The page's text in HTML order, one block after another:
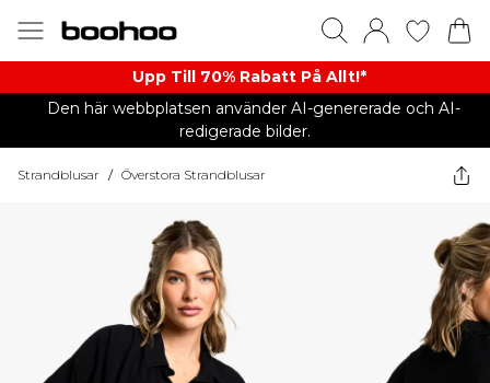
Upp Till 70% Rabatt På Allt!*
Den här webbplatsen använder AI-genererade och AI-
redigerade bilder.
Strandblusar / Överstora Strandblusar